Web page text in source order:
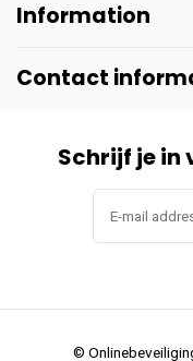
Information
Contact
Schrijf je in
©